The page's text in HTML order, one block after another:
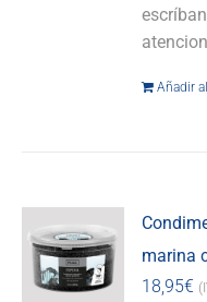
Añadir
marina
18,95€